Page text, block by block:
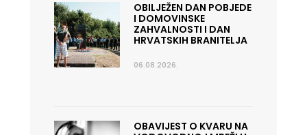
OBILJEŽEN DAN POBJEDE
I DOMOVINSKE
ZAHVALNOSTI I DAN
HRVATSKIH BRANITELJA
06.08.2026.
OBAVIJEST O KVARU NA